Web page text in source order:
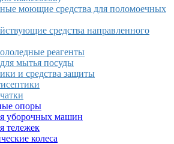
моющие средства для поломоечных
средства направленного
реагенты
мытья посуды
и средства защиты
опоры
уборочных машин
тележек
колеса